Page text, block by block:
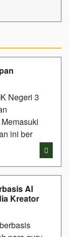
Negeri 3
ini ber
AI
Kreator